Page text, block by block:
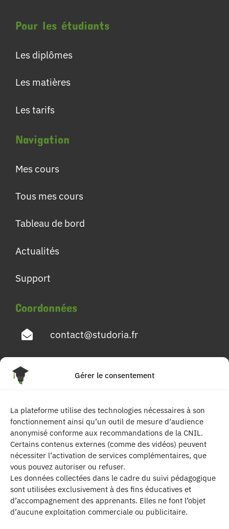
Gérer le consentement
La plateforme utilise des technologies nécessaires à son
fonctionnement ainsi qu’un outil de mesure d’audience
anonymisé conforme aux recommandations de la CNIL.
Certains contenus externes (comme des vidéos) peuvent
nécessiter l’activation de services complémentaires, que
vous pouvez autoriser ou refuser.
Les données collectées dans le cadre du suivi pédagogique
sont utilisées exclusivement à des fins éducatives et
d’accompagnement des apprenants. Elles ne font l’objet
d’aucune exploitation commerciale ou publicitaire.
Pour les étudiants
Les diplômes
Les matières
Les tarifs
Navigation
Mes cours
Tous mes cours
Tableau de bord
Actualités
Support
Coordonnées
contact@studoria.fr
4 Rue Georges Pompidou
Suivez-nous
| Les contenus publiés sur ce site sont